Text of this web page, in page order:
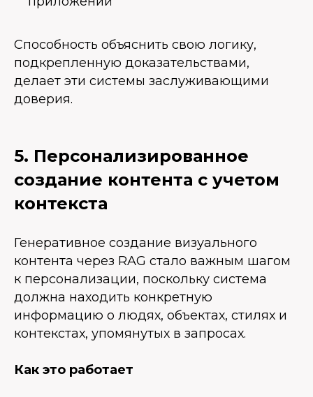
Способность объяснить свою логику,
подкрепленную доказательствами,
делает эти системы заслуживающими
доверия.
5. Персонализированное
создание контента с учетом
контекста
Генеративное создание визуального
контента через RAG стало важным шагом
к персонализации, поскольку система
должна находить конкретную
информацию о людях, объектах, стилях и
контекстах, упомянутых в запросах.
Как это работает